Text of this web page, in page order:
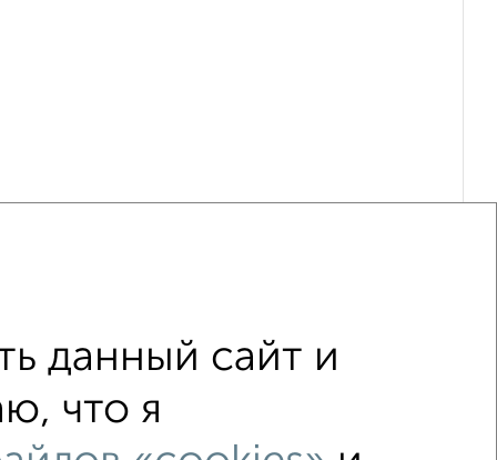
этаже не последний этаж
данный сайт и
что я